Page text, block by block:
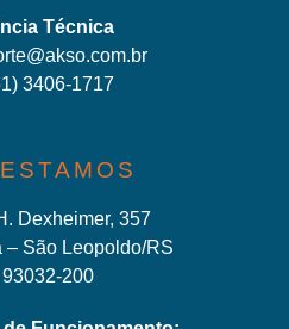
Técnica
3406-1717
Dexheimer, 357
– São Leopoldo/RS
200